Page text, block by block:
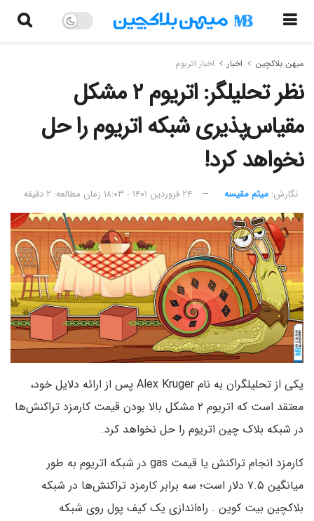
میهن بلاکچین اخبار اخبار اتریوم
نظر تحلیلگر: اتریوم ۲ مشکل
مقیاس‌پذیری شبکه اتریوم را حل
نخواهد کرد!
نگارش:‌ میثم مقیسه ۲۴ فروردین ۱۴۰۱ - ۱۸:۰۳ زمان مطالعه: ۲ دقیقه
یکی از تحلیلگران به نام Alex Kruger پس از ارائه دلایل خود،
معتقد است که اتریوم ۲ مشکل بالا بودن قیمت کارمزد تراکنش‌ها
در شبکه بلاک چین اتریوم را حل نخواهد کرد.
کارمزد انجام تراکنش یا قیمت gas در شبکه اتریوم به طور
میانگین ۷.۵ دلار است؛ سه برابر کارمزد تراکنش‌ها در شبکه
بلاکچین بیت کوین . راه‌اندازی یک کیف پول روی شبکه